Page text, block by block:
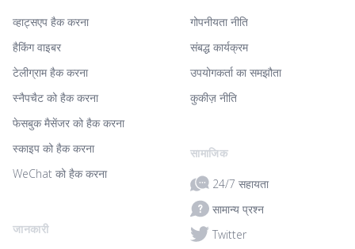
व्हाट्सएप हैक करना
हैकिंग वाइबर
टेलीग्राम हैक करना
स्नैपचैट को हैक करना
फेसबुक मैसेंजर को हैक करना
स्काइप को हैक करना
WeChat को हैक करना
जानकारी
गोपनीयता नीति
संबद्ध कार्यक्रम
उपयोगकर्ता का समझौता
कुकीज़ नीति
सामाजिक
24/7 सहायता
सामान्य प्रश्न
Twitter